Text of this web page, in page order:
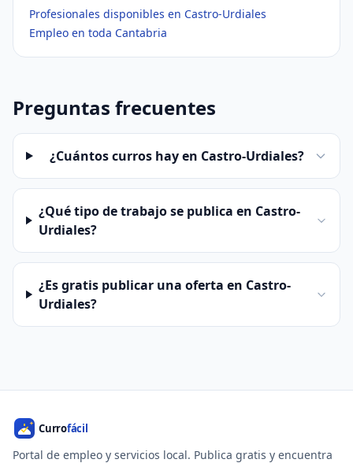
Profesionales disponibles en Castro-Urdiales
Empleo en toda Cantabria
Preguntas frecuentes
¿Cuántos curros hay en Castro-Urdiales?
¿Qué tipo de trabajo se publica en Castro-
Urdiales?
¿Es gratis publicar una oferta en Castro-
Urdiales?
Portal de empleo y servicios local. Publica gratis y encuentra